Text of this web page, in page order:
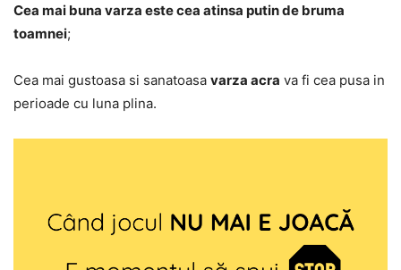
Cea mai buna varza este cea atinsa putin de bruma
toamnei;
Cea mai gustoasa si sanatoasa varza acra va fi cea pusa in
perioade cu luna plina.